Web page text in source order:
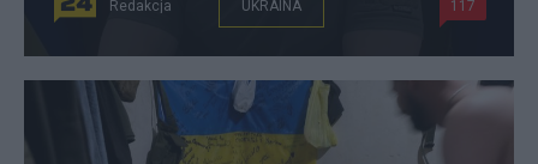
Redakcja UKRAINA 117